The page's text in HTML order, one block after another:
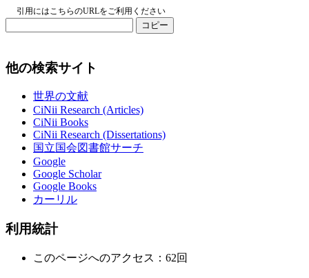
引用にはこちらのURLをご利用ください
コピー
他の検索サイト
世界の文献
CiNii Research (Articles)
CiNii Books
CiNii Research (Dissertations)
国立国会図書館サーチ
Google
Google Scholar
Google Books
カーリル
利用統計
このページへのアクセス：62回